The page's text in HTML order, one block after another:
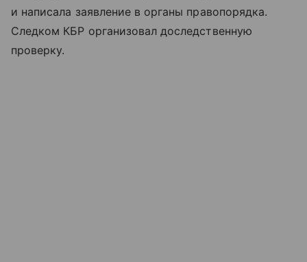
и написала заявление в органы правопорядка.
Следком КБР организовал доследственную
проверку.